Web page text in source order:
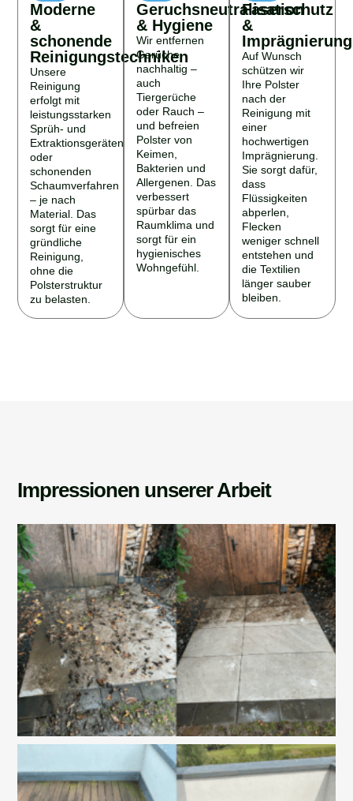
Moderne
&
schonende
Reinigungstechniken
Unsere
Reinigung
erfolgt mit
leistungsstarken
Sprüh- und
Extraktionsgeräten
oder
schonenden
Schaumverfahren
– je nach
Material. Das
sorgt für eine
gründliche
Reinigung,
ohne die
Polsterstruktur
zu belasten.
Geruchsneutralisation
& Hygiene
Wir entfernen
Gerüche
nachhaltig –
auch
Tiergerüche
oder Rauch –
und befreien
Polster von
Keimen,
Bakterien und
Allergenen. Das
verbessert
spürbar das
Raumklima und
sorgt für ein
hygienisches
Wohngefühl.
Faserschutz
&
Imprägnierung
Auf Wunsch
schützen wir
Ihre Polster
nach der
Reinigung mit
einer
hochwertigen
Imprägnierung.
Sie sorgt dafür,
dass
Flüssigkeiten
abperlen,
Flecken
weniger schnell
entstehen und
die Textilien
länger sauber
bleiben.
Impressionen unserer Arbeit